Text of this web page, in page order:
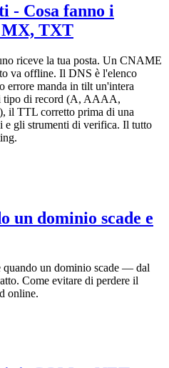
- Cosa fanno i
TXT
riceve la tua posta. Un CNAME
va offline. Il DNS è l'elenco
errore manda in tilt un'intera
tipo di record (A, AAAA,
TTL corretto prima di una
e gli strumenti di verifica. Il tutto
un dominio scade e
quando un dominio scade — dal
Come evitare di perdere il
online.